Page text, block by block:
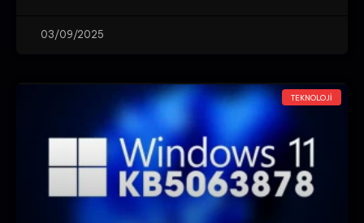
03/09/2025
TEKNOLOJI